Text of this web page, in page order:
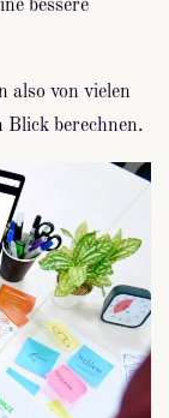
bessere
also von vielen
Blick berechnen.